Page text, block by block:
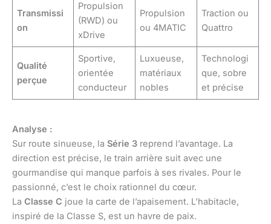
Transmissi
on
Propulsion
(RWD) ou
xDrive
Propulsion
ou 4MATIC
Traction ou
Quattro
Qualité
perçue
Sportive,
orientée
conducteur
Luxueuse,
matériaux
nobles
Technologi
que, sobre
et précise
Analyse :
Sur route sinueuse, la Série 3 reprend l’avantage. La
direction est précise, le train arrière suit avec une
gourmandise qui manque parfois à ses rivales. Pour le
passionné, c’est le choix rationnel du cœur.
La Classe C joue la carte de l’apaisement. L’habitacle,
inspiré de la Classe S, est un havre de paix.